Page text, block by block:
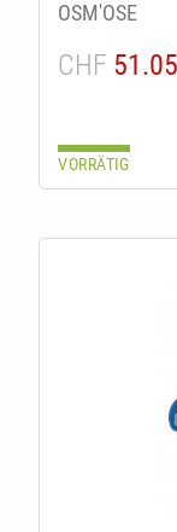
OSM'OSE
CHF 51.05
VORRÄTIG